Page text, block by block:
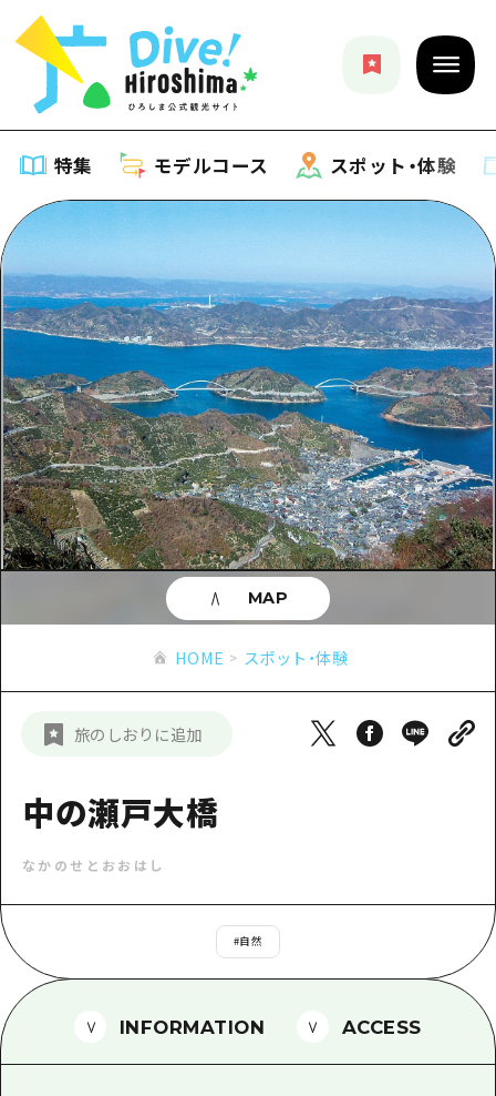
特集 モデルコース スポット・体験
特集一覧
おすすめ
アート
イベント・祭り
グルメ・酒
サイクリング
ショッピング
スポーツ
ナイトライフ
定番
モデルコース
モデルコース一覧
Dive! Hiroshima 公式ガイド
広島もしもトラベル
あたらしい非日常
広島市周辺
安芸
備北
芸北
山口県東部
弾丸
日帰り
2泊3日
スポット・体験
スポット・体験一覧
広島市周辺
安芸
備後
備北
芸北
山口県東部
愛媛県
島根県
イベント
旬情報
お役立ち情報
お役立ち情報一覧
アクセス
お得な周遊チケット
HIROSHIMA FREE Wi-Fi
観光案内所
広島県を訪れる外国人旅行者向け情報一
ボランティアガイド
新着情報
事業者・学校関係者の皆さま
HOME スポット・体験
旅のしおりに追加
中の瀬戸大橋
なかのせとおおはし
#自然
MAP
INFORMATION ACCESS